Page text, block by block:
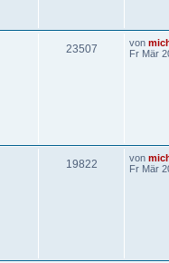
23507 von
Fr Mär
19822 von
Fr Mär